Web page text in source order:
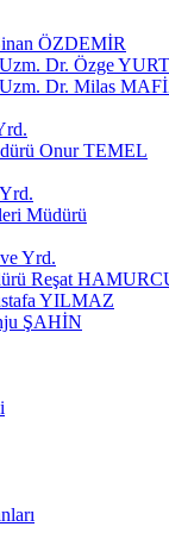
ÖZDEMİR
Uzm. Dr. Özge
Uzm. Dr. Milas
Onur TEMEL
Müdürü
Yrd.
Reşat
YILMAZ
ŞAHİN